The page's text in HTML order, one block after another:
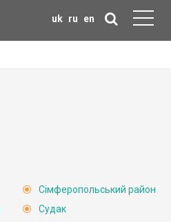
uk ru en
Сімферопольський район
Судак